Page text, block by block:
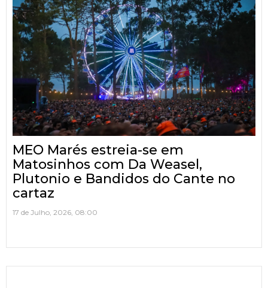
MEO Marés estreia-se em
Matosinhos com Da Weasel,
Plutonio e Bandidos do Cante no
cartaz
17 de Julho, 2026, 08:00